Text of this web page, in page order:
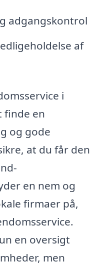
adgangskontrol
af
i
finde en
og gode
at du får den
en nem og
firmaer på,
en oversigt
men